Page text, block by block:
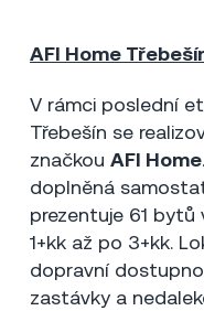
AFI Home
V rámci poslední
Třebešín se
značkouAFI Home
doplněná
prezentuje 61 bytů
1+kk až po 3+kk.
dopravní
zastávky a